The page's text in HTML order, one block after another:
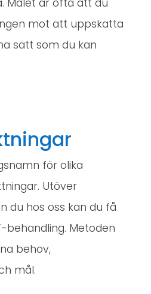
Målet är ofta att du
mot att uppskatta
sätt som du kan
för olika
Utöver
du hos oss kan du få
behandling. Metoden
behov,
mål.